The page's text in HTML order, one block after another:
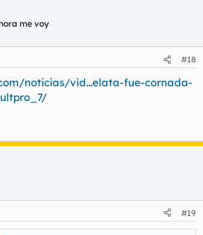
me voy
#18
noticias/vid...elata-fue-cornada-
#19